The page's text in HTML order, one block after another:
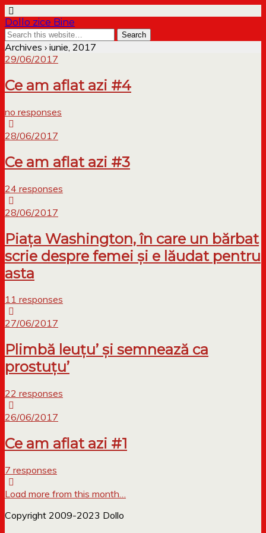
Dollo zice Bine
Archives › iunie, 2017
29/06/2017
Ce am aflat azi #4
no responses
28/06/2017
Ce am aflat azi #3
24 responses
28/06/2017
Piața Washington, în care un bărbat
scrie despre femei și e lăudat pentru
asta
11 responses
27/06/2017
Plimbă leuțu’ și semnează ca
prostuțu’
22 responses
26/06/2017
Ce am aflat azi #1
7 responses
Load more from this month…
Copyright 2009-2023 Dollo